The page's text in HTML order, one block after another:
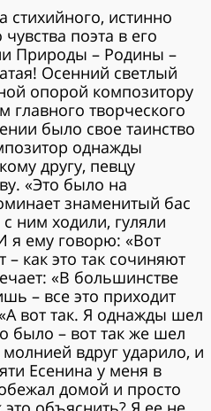
стихийного, истинно
поэта в его
Природы – Родины –
Осенний светлый
опорой композитору
творческого
было свое таинство
однажды
другу, певцу
«Это было на
знаменитый бас
ним ходили, гуляли
ему говорю: «Вот
как это так сочиняют
«В большинстве
– все это приходит
вот так. Я однажды шел
было – вот так же шел
вдруг ударило, и
Есенина у меня в
домой и просто